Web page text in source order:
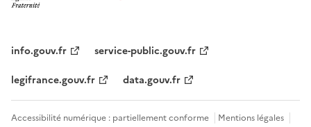
info.gouv.fr
service-public.gouv.fr
legifrance.gouv.fr
data.gouv.fr
Accessibilité numérique : partiellement conforme Mentions légales